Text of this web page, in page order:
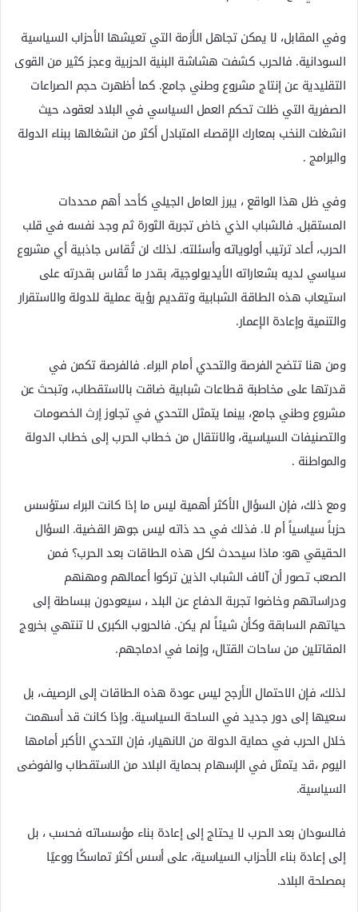
وفي المقابل، لا يمكن تجاهل الأزمة التي تعيشها الأحزاب السياسية
السودانية. فالحرب كشفت هشاشة البنية الحزبية وعجز كثير من القوى
التقليدية عن إنتاج مشروع وطني جامع. كما أظهرت حجم الصراعات
الصفرية التي ظلت تحكم العمل السياسي في البلاد لعقود، حيث
انشغلت النخب بمعارك الإقصاء المتبادل أكثر من انشغالها ببناء الدولة
والبرامج .
وفي ظل هذا الواقع ، يبرز العامل الجيلي كأحد أهم محددات
المستقبل. فالشباب الذي خاض تجربة الثورة ثم وجد نفسه في قلب
الحرب، أعاد ترتيب أولوياته وأسئلته. لذلك لن تُقاس جاذبية أي مشروع
سياسي لديه بشعاراته الأيديولوجية، بقدر ما تُقاس بقدرته على
استيعاب هذه الطاقة الشبابية وتقديم رؤية عملية للدولة والاستقرار
والتنمية وإعادة الإعمار.
ومن هنا تتضح الفرصة والتحدي أمام البراء. فالفرصة تكمن في
قدرتها على مخاطبة قطاعات شبابية ضاقت بالاستقطاب، وتبحث عن
مشروع وطني جامع، بينما يتمثل التحدي في تجاوز إرث الخصومات
والتصنيفات السياسية، والانتقال من خطاب الحرب إلى خطاب الدولة
والمواطنة .
ومع ذلك، فإن السؤال الأكثر أهمية ليس ما إذا كانت البراء ستؤسس
حزباً سياسياً أم لا. فذلك في حد ذاته ليس جوهر القضية. السؤال
الحقيقي هو: ماذا سيحدث لكل هذه الطاقات بعد الحرب؟ فمن
الصعب تصور أن آلاف الشباب الذين تركوا أعمالهم ومهنهم
ودراساتهم وخاضوا تجربة الدفاع عن البلد ، سيعودون ببساطة إلى
حياتهم السابقة وكأن شيئاً لم يكن. فالحروب الكبرى لا تنتهي بخروج
المقاتلين من ساحات القتال، وإنما في ادماجهم.
لذلك، فإن الاحتمال الأرجح ليس عودة هذه الطاقات إلى الرصيف، بل
سعيها إلى دور جديد في الساحة السياسية. وإذا كانت قد أسهمت
خلال الحرب في حماية الدولة من الانهيار، فإن التحدي الأكبر أمامها
اليوم ،قد يتمثل في الإسهام بحماية البلاد من الاستقطاب والفوضى
السياسية.
فالسودان بعد الحرب لا يحتاج إلى إعادة بناء مؤسساته فحسب ، بل
إلى إعادة بناء الأحزاب السياسية، على أسس أكثر تماسكًا ووعيًا
بمصلحة البلاد.